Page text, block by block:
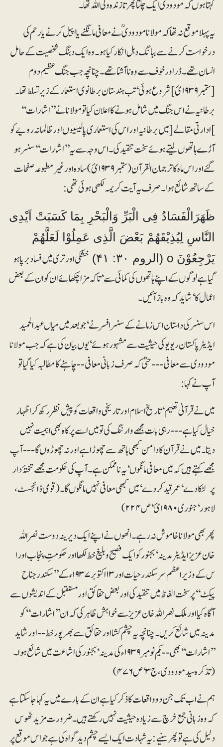
کہتا ہوں کہ مودودیؒ ایک چلتا پھرتا زندہ ولی اللہ تھا۔
یہ پہلا موقع نہ تھا کہ مولانا مودودیؒ نے معافی مانگنے یا اپیل کرنے یا رحم کی
درخواست کرنے سے ببانگ دہل انکار کیا ہو۔ وہ ایک دبنگ شخصیت کے حامل
انسان تھے۔ ڈر اور خوف سے وہ نا آشنا تھے۔ چنانچہ جب جنگ عظیم دوم
[ستمبر ۱۹۳۹ئ] شروع ہوئی‘ تب ہندستان برطانوی استعمار کے زیر تسلط تھا۔
برطانیہ نے اس جنگ میں شامل ہونے کا اعلان کیا تو مولانا نے ’’اشارات‘‘
]ادارتی مقالے[ میں برطانیہ اور اس کی استعماری پالیسیوں اور ظالمانہ رویے کو
آڑے ہاتھوں لیتے ہوئے سخت تنقید کی۔ اس وجہ سے یہ ’’اشارات‘‘ سنسر ہو
گئے اور اس ماہ کا ترجمان القرآن(ستمبر ۱۹۳۹ئ) سادہ اور غیر مطبوعہ صفحات
کے ساتھ شائع ہوا۔ صرف یہ آیت کریمہ لکھی ہوئی تھی:
ظَھَرَالْفَسَادُ فِی الْبَرِّ وَالْبَحْرِ بِمَا کَسَبَتْ اَیْدِی
النَّاسِ لِیُذِیْقَھُمْ بَعْضَ الَّذِی عَمِلُوْا لَعَلَّھُمْ
یَرْجِعُوْنَ o (الروم ۳۰: ۴۱)
خشکی اور تری میں فساد برپا ہو
گیا ہے لوگوں کے اپنے ہاتھوں کی کمائی سے‘ تاکہ مزا چکھائے ان کو ان کے بعض
اعمال کا‘ شاید کہ وہ باز آئیں۔
اس سنسر کی داستان اس زمانے کے سنسر افسر نے‘ جو بعد میں میاں عبدالحمید
ایڈیٹر پاکستان ریویوکی حیثیت سے مشہور ہوئے‘ یوں بیان کی ہے کہ جب مولانا
مودودی سے معافی --- حتیٰ کہ صرف زبانی معافی -- چاہنے کا مطالبہ کیا گیا تو
آپ نے کہا:
میں نے قرآنی تعلیم‘ تاریخ اسلام اور تاریخی واقعات کو پیش نظر رکھ کر اظہار
خیال کیا ہے --- رہی بات مجھے وارننگ کی تو میں اسے پرکاہ بھی اہمیت نہیں
دیتا۔ میں نے قرآن کا دامن کبھی ہاتھ سے چھوڑا ہے اور نہ چھوڑوں گا --- آپ
مجھے کہتے ہیں کہ میں معافی مانگوں‘ یہ ناممکن ہے۔ آپ کی حکومت مجھے تختۂ دار
پر لٹکا دے‘ عمر قید کردے‘ میں کبھی معافی نہیں مانگوں گا۔(قومی ڈائجسٹ،
لاہور‘جنوری ۱۹۸۰ئ‘ ص۲۲۴)
پھر بھی مولانا خاموش نہ رہے۔ انھوں نے اپنے ایک دیرینہ دوست نصراللہ
خان عزیز ایڈیٹر مدینہ‘ بجنور کو ایک فصیح و بلیغ خط لکھا اور حکومتِ پنجاب اور ا
س کے وزیراعظم سرسکندر حیات اور ۱۳اکتوبر ۱۹۳۷ء کے’’ سکندر جناح
پیکٹ‘‘ پر سخت الفاظ میں تنقید کی اور بعض حقائق اور مستقبل کے اندیشوں سے
آگاہ کیا اورملک نصراللہ خان عزیز سے خواہش ظاہر کی کہ ان ’’اشارات‘‘ کو
مدینہ میں شائع کریں۔ چنانچہ یہ چشم کشا اور حقائق سے بھرپور خط -- اور شاید
’’اشارات‘‘ بھی -- یکم نومبر ۱۹۳۹ء کی مدینہ‘ بجنور کی اشاعت میں شائع ہوا۔
(تذکرہ سید مودودی، ج ۳‘ ص ۴۷۶)
ہم نے اب تک جن دو واقعات کا ذکر کیا ہے ان کے بارے میں یہ کہا جا سکتا ہے
کہ وہ زبانی جمع خرچ سے زیادہ حیثیت نہیں رکھتے ہیں۔ ضرورت مزید ٹھوس
دلیل کی ہے تو پھر سنیے: یہ شہادت ایک ایسے چشم دید گواہ کی ہے جو اس موقع پر